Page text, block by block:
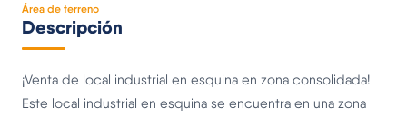
Área de terreno
Descripción
¡Venta de local industrial en esquina en zona consolidada!
Este local industrial en esquina se encuentra en una zona